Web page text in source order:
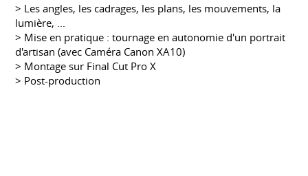
> Les angles, les cadrages, les plans, les mouvements, la
lumière, ...
> Mise en pratique : tournage en autonomie d'un portrait
d'artisan (avec Caméra Canon XA10)
> Montage sur Final Cut Pro X
> Post-production